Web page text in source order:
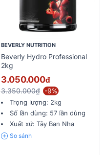
BEVERLY NUTRITION
Beverly Hydro Professional
2kg
3.050.000đ
3.350.000₫ -9%
Trọng lượng: 2kg
Số lần dùng: 57 lần dùng
Xuất xứ: Tây Ban Nha
So sánh